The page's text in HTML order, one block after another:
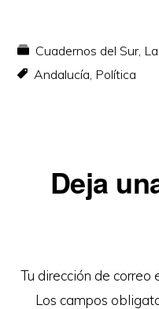
Cuadernos del Sur,
Andalucía, Política
Interacciones
lectores
Deja
Tu dirección de correo
Los campos